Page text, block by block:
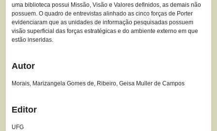
uma biblioteca possui Missão, Visão e Valores definidos, as demais não
possuem. O quadro de entrevistas alinhado as cinco forças de Porter
evidenciaram que as unidades de informação pesquisadas possuem
visão superficial das forças estratégicas e do ambiente externo em que
estão inseridas.
Autor
Morais, Marizangela Gomes de, Ribeiro, Geisa Muller de Campos
Editor
UFG